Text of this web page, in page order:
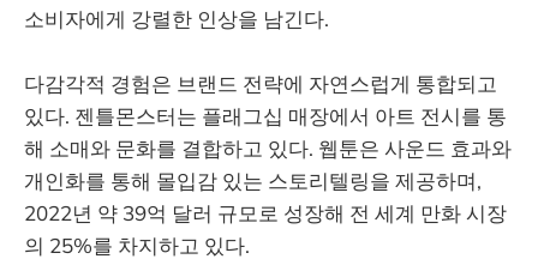
소비자에게 강렬한 인상을 남긴다.
다감각적 경험은 브랜드 전략에 자연스럽게 통합되고
있다. 젠틀몬스터는 플래그십 매장에서 아트 전시를 통
해 소매와 문화를 결합하고 있다. 웹툰은 사운드 효과와
개인화를 통해 몰입감 있는 스토리텔링을 제공하며,
2022년 약 39억 달러 규모로 성장해 전 세계 만화 시장
의 25%를 차지하고 있다.